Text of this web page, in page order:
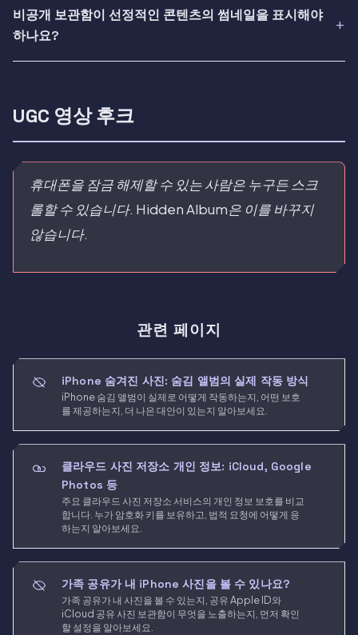
비공개 보관함이 선정적인 콘텐츠의 썸네일을 표시해야
하나요?
UGC 영상 후크
휴대폰을 잠금 해제할 수 있는 사람은 누구든 스크
롤할 수 있습니다. Hidden Album은 이를 바꾸지
않습니다.
관련 페이지
iPhone 숨겨진 사진: 숨김 앨범의 실제 작동 방식
iPhone 숨김 앨범이 실제로 어떻게 작동하는지, 어떤 보호
를 제공하는지, 더 나은 대안이 있는지 알아보세요.
클라우드 사진 저장소 개인 정보: iCloud, Google
Photos 등
주요 클라우드 사진 저장소 서비스의 개인 정보 보호를 비교
합니다. 누가 암호화 키를 보유하고, 법적 요청에 어떻게 응
하는지 알아보세요.
가족 공유가 내 iPhone 사진을 볼 수 있나요?
가족 공유가 내 사진을 볼 수 있는지, 공유 Apple ID와
iCloud 공유 사진 보관함이 무엇을 노출하는지, 먼저 확인
할 설정을 알아보세요.